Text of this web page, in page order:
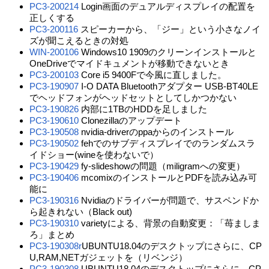
PC3-200214Login画面のデュアルディスプレイの配置を
正しくする
PC3-200116スピーカーから、「ジー」という小さなノイ
ズが聞こえるときの対処
WIN-200106Windows10 1909のクリーンインストールと
OneDriveでマイドキュメントが移動できないとき
PC3-200103Core i5 9400Fで今風に直しました。
PC3-190907I-O DATA Bluetoothアダプター USB-BT40LE
でヘッドフォンがヘッドセットとしてしかつかない
PC3-190826内部に1TBのHDDを足しました
PC3-190610Clonezillaのアップデート
PC3-190508nvidia-driverのppaからのインストール
PC3-190502fehでのサブディスプレイでのランダムスラ
イドショー(wineを使わないで）
PC3-190429fy-slideshowの問題（miligramへの変更）
PC3-190406mcomixのインストールとPDFを読み込み可
能に
PC3-190316Nvidiaのドライバーが問題で、サスペンドか
ら起きれない（Black out)
PC3-190310varietyによる、背景の自動変更：「苺ましま
ろ」まとめ
PC3-190308rUBUNTU18.04のデスクトップにさらに、CP
U,RAM,NETガジェットを（リベンジ）